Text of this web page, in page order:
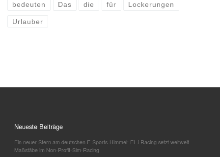
bedeuten Das die für Lockerungen
Urlauber
Neueste Beiträge
Ein neuer Stern am deutschen E-Sports-Himmel: EL.i Racing setzt weltweit
Maßstäbe im Non-Profit-Sim-Racing